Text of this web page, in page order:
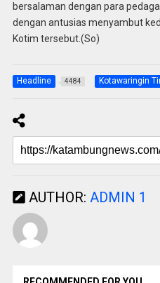
bersalaman dengan para
dengan antusias menyambut
Kotim tersebut.(So)
Headline 4484 Kotawaringin
AUTHOR: ADMIN 1